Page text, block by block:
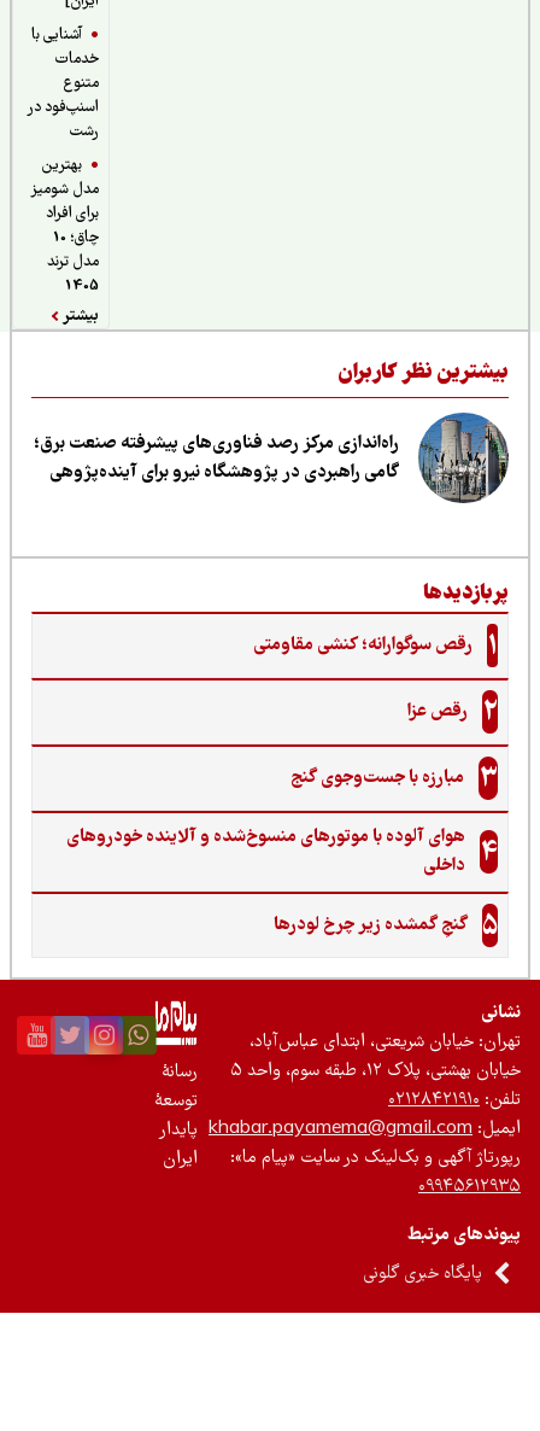
آشنایی با
خدمات
اسنپ‌فود در
بهترین
مدل شومیز
برای افراد
چاق؛ 10
مدل ترند
نظر کاربران
راه‌اندازی مرکز رصد فناوری‌های پیشرفته صنعت برق؛
گامی راهبردی در پژوهشگاه نیرو برای آینده‌پژوهی
رقص سوگوارانه؛ کنشی مقاومتی
رقص عزا
مبارزه با جست‌وجوی گنج‌
هوای آلوده با موتورهای منسوخ‌شده و آلاینده خودروهای
داخلی
گنجِ گمشده زیر چرخ لودرها
خیابان شریعتی، ابتدای عباس‌آباد،
بهشتی، پلاک ۱۲، طبقه سوم، واحد ۵
۰۲۱۲۸۴۲۱۹۱۰
khabar.payamema@gmail.com
آگهی و بک‌لینک در سایت «پیام ما»:
مرتبط
پایگاه خبری گلونی
رسانۀ
توسعۀ
پایدار
ایران